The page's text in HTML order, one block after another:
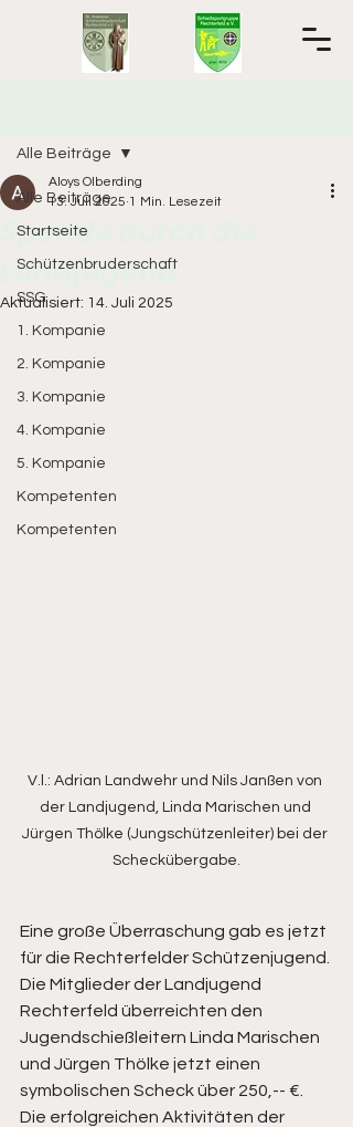
Alle Beiträge
Startseite
Schützenbruderschaft
SSG
1. Kompanie
2. Kompanie
3. Kompanie
4. Kompanie
5. Kompanie
Kompetenten
Kompetenten
Alle Beiträge
Spende durch die
Landjugend
Aloys Olberding
13. Juli 2025 1 Min. Lesezeit
Aktualisiert: 14. Juli 2025
V.l.: Adrian Landwehr und Nils Janßen von
der Landjugend, Linda Marischen und
Jürgen Thölke (Jungschützenleiter) bei der
Scheckübergabe.
Eine große Überraschung gab es jetzt
für die Rechterfelder Schützenjugend.
Die Mitglieder der Landjugend
Rechterfeld überreichten den
Jugendschießleitern Linda Marischen
und Jürgen Thölke jetzt einen
symbolischen Scheck über 250,-- €.
Die erfolgreichen Aktivitäten der